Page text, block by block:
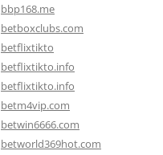
bbp168.me
betboxclubs.com
betflixtikto
betflixtikto.info
betflixtikto.info
betm4vip.com
betwin6666.com
betworld369hot.com